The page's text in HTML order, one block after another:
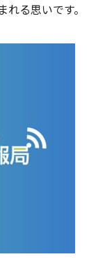
る思いです。